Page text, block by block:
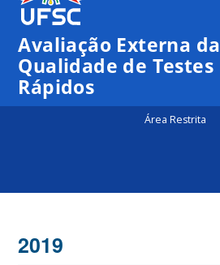
Avaliação Externa da
Qualidade de Testes
Rápidos
Área Restrita
2019